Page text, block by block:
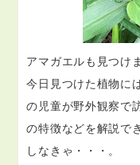
アマガエルも見つけ
今日見つけた植物に
の児童が野外観察で
の特徴などを解説で
しなきゃ・・・。